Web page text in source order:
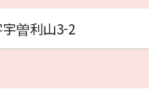
曽利山3-2